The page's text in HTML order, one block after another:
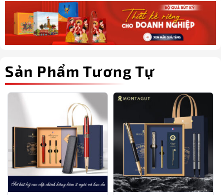
Sản Phẩm Tương Tự